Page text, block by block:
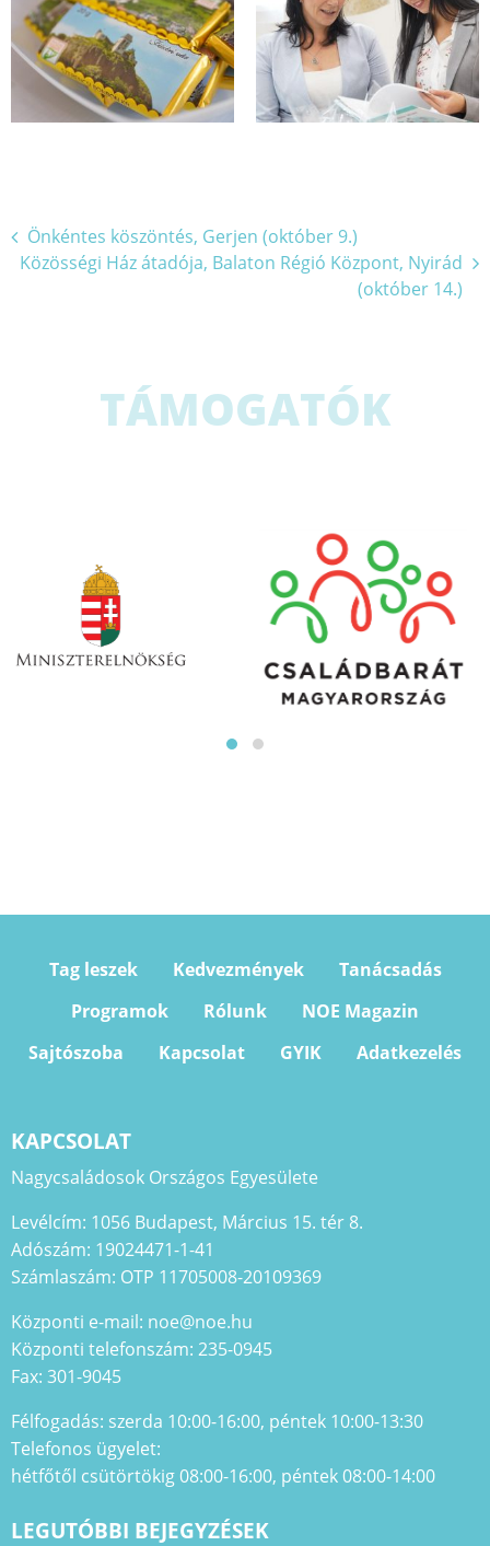
Bejegyzés
navigáció
Önkéntes köszöntés, Gerjen (október 9.)
Közösségi Ház átadója, Balaton Régió Központ, Nyirád
(október 14.)
TÁMOGATÓK
Tag leszek Kedvezmények
Tanácsadás
Programok
Rólunk
NOE Magazin
Sajtószoba
Kapcsolat GYIK Adatkezelés
KAPCSOLAT
Nagycsaládosok Országos Egyesülete
Levélcím: 1056 Budapest, Március 15. tér 8.
Adószám: 19024471-1-41
Számlaszám: OTP 11705008-20109369
Központi e-mail: noe@noe.hu
Központi telefonszám: 235-0945
Fax: 301-9045
Félfogadás: szerda 10:00-16:00, péntek 10:00-13:30
Telefonos ügyelet:
hétfőtől csütörtökig 08:00-16:00, péntek 08:00-14:00
LEGUTÓBBI BEJEGYZÉSEK